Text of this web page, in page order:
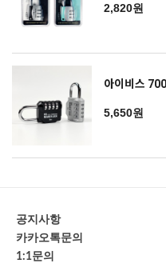
2,820원
아이비스
5,650원
공지사항
카카오톡문의
1:1문의